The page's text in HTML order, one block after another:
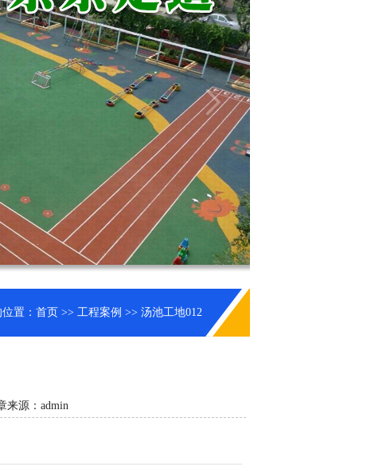
置： 首页 >> 工程案例 >> 汤池工地012
来源：admin